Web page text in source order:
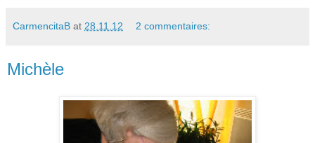
CarmencitaB at 28.11.12 2 commentaires:
Michèle